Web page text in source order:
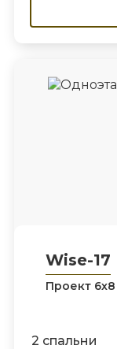
Wise-17
Проект 6х8
2 спальни